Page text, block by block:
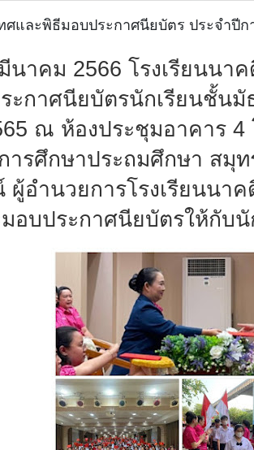
ศและพิธีมอบประกาศนียบัตร ประจำปีก
นาคม 2566 โรงเรียนน
ะกาศนียบัตรนักเรียนชั้น
ณ ห้องประชุมอาคาร
ารศึกษาประถมศึกษา สมุ
ผู้อำนวยการโรงเรียนนา
อบประกาศนียบัตรให้กับนั